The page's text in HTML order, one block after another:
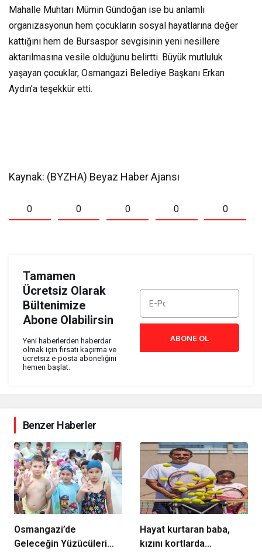
Mahalle Muhtarı Mümin Gündoğan ise bu anlamlı
organizasyonun hem çocukların sosyal hayatlarına değer
kattığını hem de Bursaspor sevgisinin yeni nesillere
aktarılmasına vesile olduğunu belirtti. Büyük mutluluk
yaşayan çocuklar, Osmangazi Belediye Başkanı Erkan
Aydın’a teşekkür etti.
Kaynak: (BYZHA) Beyaz Haber Ajansı
0 0 0 0 0
Tamamen
Ücretsiz Olarak
Bültenimize
Abone Olabilirsin
Yeni haberlerden haberdar
olmak için fırsatı kaçırma ve
ücretsiz e-posta aboneliğini
hemen başlat.
ABONE OL
Benzer Haberler
Osmangazi’de
Geleceğin Yüzücüleri
Hayat kurtaran baba,
kızını kortlarda